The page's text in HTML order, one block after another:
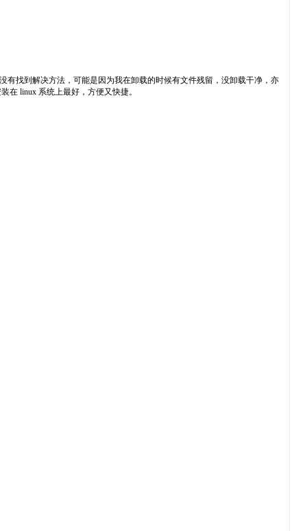
有找到解决方法，可能是因为我在卸载的时候有文件残留，没卸载干净，亦
在 linux 系统上最好，方便又快捷。